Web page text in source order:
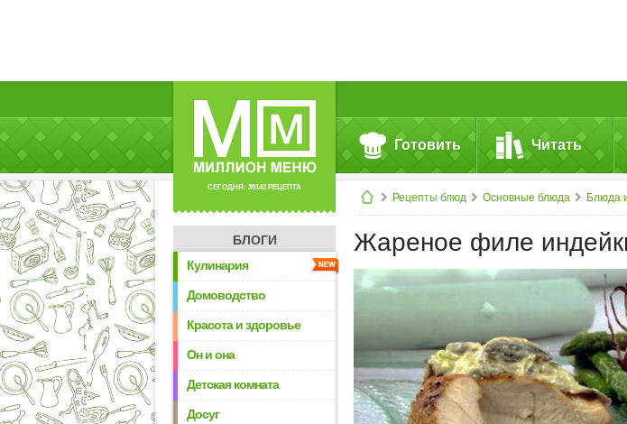
СЕГОДНЯ: 39142 РЕЦЕПТА
Готовить Читать
Рецепты блюд Основные блюда Блюда
БЛОГИ
Кулинария
Домоводство
Красота и здоровье
Он и она
Детская комната
Досуг
Жареное филе